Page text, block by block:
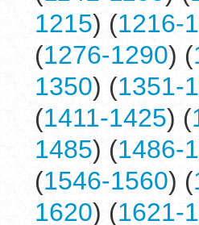
1215) (1216-
(1276-1290) (
1350) (1351-
(1411-1425) (
1485) (1486-
(1546-1560) (
1620) (1621-